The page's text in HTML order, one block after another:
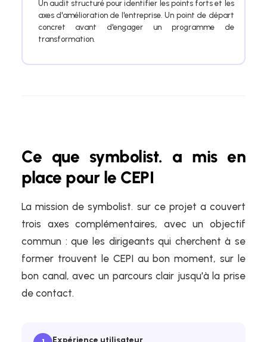
Un audit structuré pour identifier les points forts et les
axes d'amélioration de l'entreprise. Un point de départ
concret avant d'engager un programme de
transformation.
Ce que symbolist. a mis en
place pour le CEPI
La mission de symbolist. sur ce projet a couvert
trois axes complémentaires, avec un objectif
commun : que les dirigeants qui cherchent à se
former trouvent le CEPI au bon moment, sur le
bon canal, avec un parcours clair jusqu'à la prise
de contact.